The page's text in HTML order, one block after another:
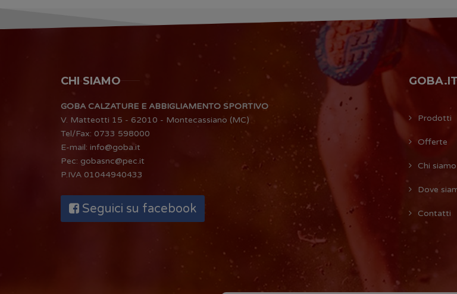
CHI SIAMO
GOBA CALZATURE E ABBIGLIAMENTO SPORTIVO
V. Matteotti 15 - 62010 - Montecassiano (MC)
Tel/Fax: 0733 598000
E-mail: info@goba.it
Pec: gobasnc@pec.it
P.IVA 01044940433
Seguici su facebook
GOBA.IT
Prodotti
Offerte
Chi siamo
Dove
Contatti